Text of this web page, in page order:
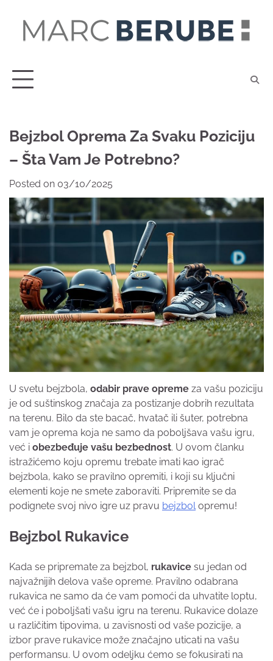
content
Bejzbol Oprema Za Svaku Poziciju
– Šta Vam Je Potrebno?
Posted on 03/10/2025
U svetu bejzbola, odabir prave opreme za vašu poziciju
je od suštinskog značaja za postizanje dobrih rezultata
na terenu. Bilo da ste bacač, hvatač ili šuter, potrebna
vam je oprema koja ne samo da poboljšava vašu igru,
već i obezbeđuje vašu bezbednost. U ovom članku
istražićemo koju opremu trebate imati kao igrač
bejzbola, kako se pravilno opremiti, i koji su ključni
elementi koje ne smete zaboraviti. Pripremite se da
podignete svoj nivo igre uz pravu bejzbol opremu!
Bejzbol Rukavice
Kada se pripremate za bejzbol, rukavice su jedan od
najvažnijih delova vaše opreme. Pravilno odabrana
rukavica ne samo da će vam pomoći da uhvatite loptu,
već će i poboljšati vašu igru na terenu. Rukavice dolaze
u različitim tipovima, u zavisnosti od vaše pozicije, a
izbor prave rukavice može značajno uticati na vašu
performansu. U ovom odeljku ćemo se fokusirati na